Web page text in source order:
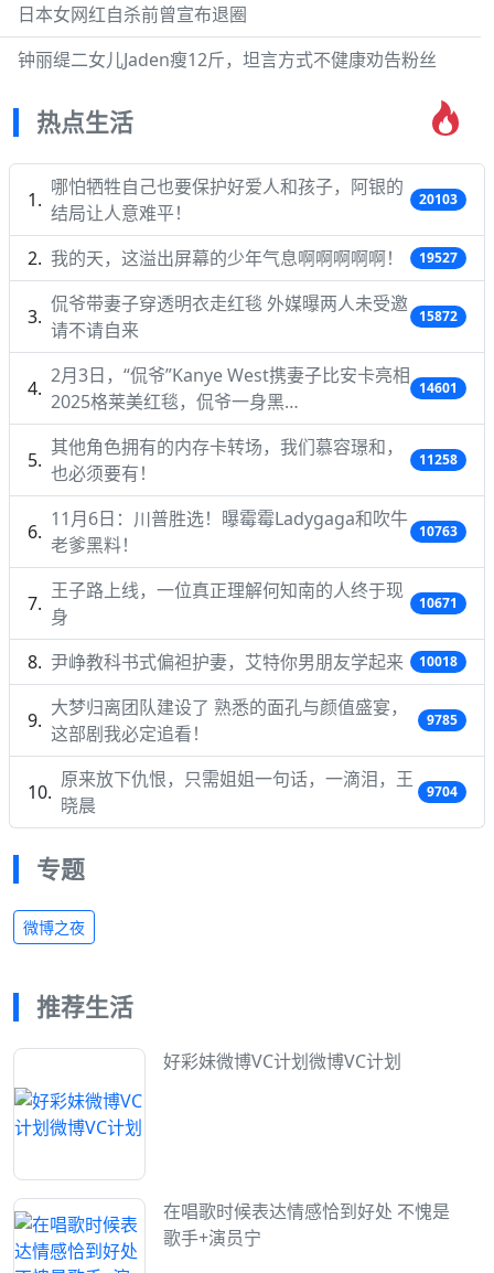
日本女网红自杀前曾宣布退圈
钟丽缇二女儿Jaden瘦12斤，坦言方式不健康劝告粉丝
热点生活
哪怕牺牲自己也要保护好爱人和孩子，阿银的
结局让人意难平！
20103
我的天，这溢出屏幕的少年气息啊啊啊啊啊！ 19527
侃爷带妻子穿透明衣走红毯 外媒曝两人未受邀
请不请自来
15872
2月3日，“侃爷”Kanye West携妻子比安卡亮相
2025格莱美红毯，侃爷一身黑…
14601
其他角色拥有的内存卡转场，我们慕容璟和，
也必须要有！
11258
11月6日：川普胜选！曝霉霉Ladygaga和吹牛
老爹黑料！
10763
王子路上线，一位真正理解何知南的人终于现
身
10671
尹峥教科书式偏袒护妻，艾特你男朋友学起来 10018
大梦归离团队建设了 熟悉的面孔与颜值盛宴，
这部剧我必定追看！
9785
原来放下仇恨，只需姐姐一句话，一滴泪，王
晓晨
9704
专题
微博之夜
推荐生活
好彩妹微博VC计划微博VC计划
在唱歌时候表达情感恰到好处 不愧是
歌手+演员宁